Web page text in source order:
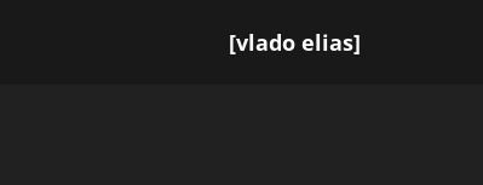
[vlado elias]